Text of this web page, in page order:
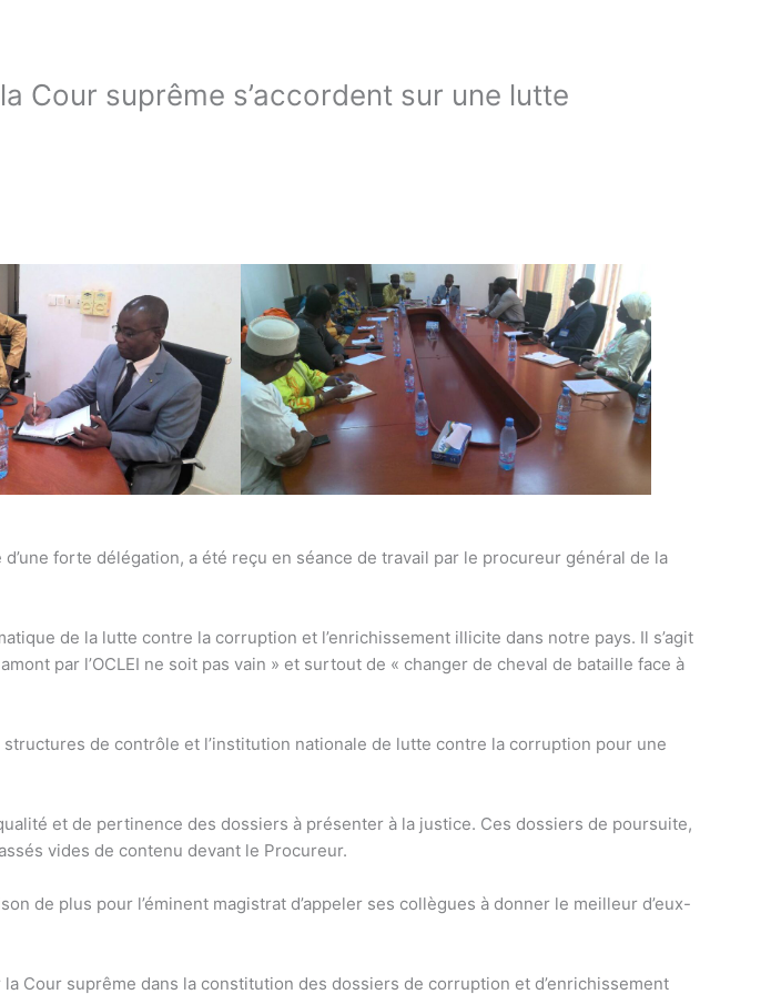
Cour suprême s’accordent sur une lutte
forte délégation, a été reçu en séance de travail par le procureur général de la
de la lutte contre la corruption et l’enrichissement illicite dans notre pays. Il s’agit
par l’OCLEI ne soit pas vain » et surtout de « changer de cheval de bataille face à
de contrôle et l’institution nationale de lutte contre la corruption pour une
et de pertinence des dossiers à présenter à la justice. Ces dossiers de poursuite,
vides de contenu devant le Procureur.
de plus pour l’éminent magistrat d’appeler ses collègues à donner le meilleur d’eux-
Cour suprême dans la constitution des dossiers de corruption et d’enrichissement